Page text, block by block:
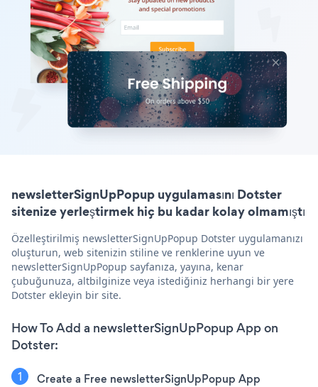
newsletterSignUpPopup uygulamasını Dotster
sitenize yerleştirmek hiç bu kadar kolay olmamıştı
Özelleştirilmiş newsletterSignUpPopup Dotster uygulamanızı
oluşturun, web sitenizin stiline ve renklerine uyun ve
newsletterSignUpPopup sayfanıza, yayına, kenar
çubuğunuza, altbilginize veya istediğiniz herhangi bir yere
Dotster ekleyin bir site.
How To Add a newsletterSignUpPopup App on
Dotster:
Create a Free newsletterSignUpPopup App